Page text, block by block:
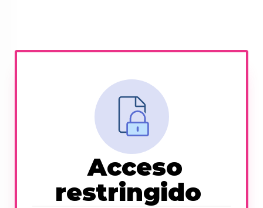
Acceso
restringido